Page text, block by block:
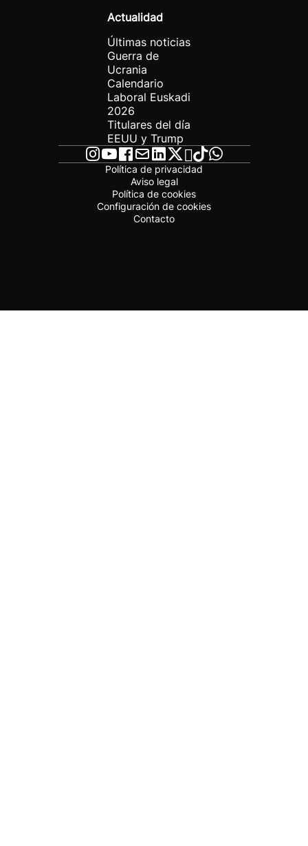
Actualidad
Últimas noticias
Guerra de
Ucrania
Calendario
Laboral Euskadi
2026
Titulares del día
EEUU y Trump
Política de privacidad
Aviso legal
Política de cookies
Configuración de cookies
Contacto